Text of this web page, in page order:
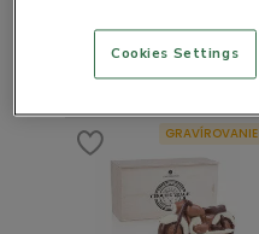
Čokoládová dáma
38.48 EUR
GRAVÍROVANIE
Cookies Settings